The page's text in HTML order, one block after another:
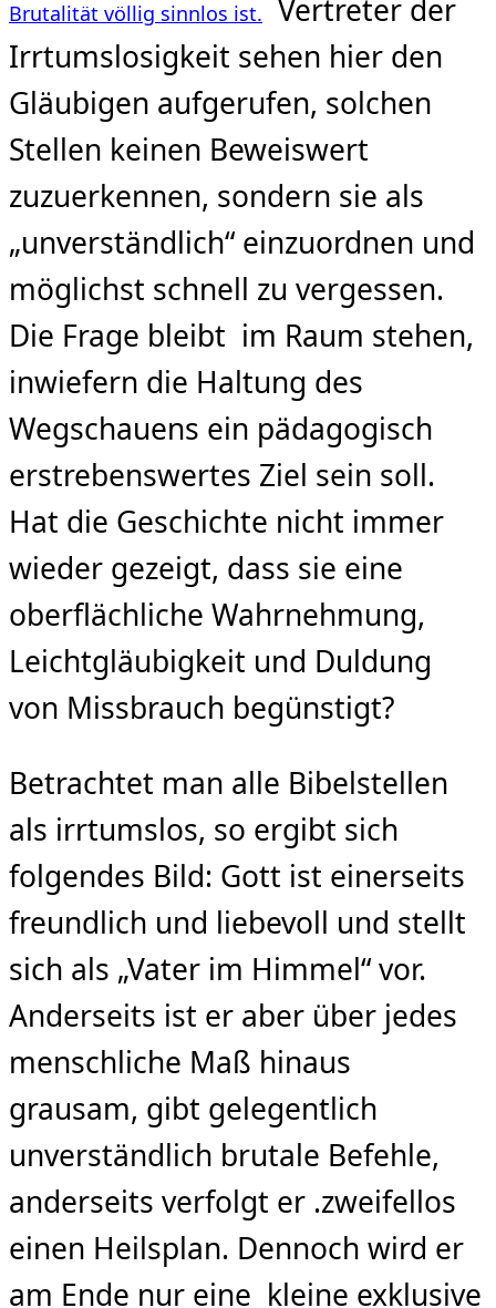
Brutalität völlig sinnlos ist.
Vertreter der
Irrtumslosigkeit sehen hier den
Gläubigen aufgerufen, solchen
Stellen keinen Beweiswert
zuzuerkennen, sondern sie als
„unverständlich“ einzuordnen und
möglichst schnell zu vergessen.
Die Frage bleibt im Raum stehen,
inwiefern die Haltung des
Wegschauens ein pädagogisch
erstrebenswertes Ziel sein soll.
Hat die Geschichte nicht immer
wieder gezeigt, dass sie eine
oberflächliche Wahrnehmung,
Leichtgläubigkeit und Duldung
von Missbrauch begünstigt?
Betrachtet man alle Bibelstellen
als irrtumslos, so ergibt sich
folgendes Bild: Gott ist einerseits
freundlich und liebevoll und stellt
sich als „Vater im Himmel“ vor.
Anderseits ist er aber über jedes
menschliche Maß hinaus
grausam, gibt gelegentlich
unverständlich brutale Befehle,
anderseits verfolgt er .zweifellos
einen Heilsplan. Dennoch wird er
am Ende nur eine kleine exklusive